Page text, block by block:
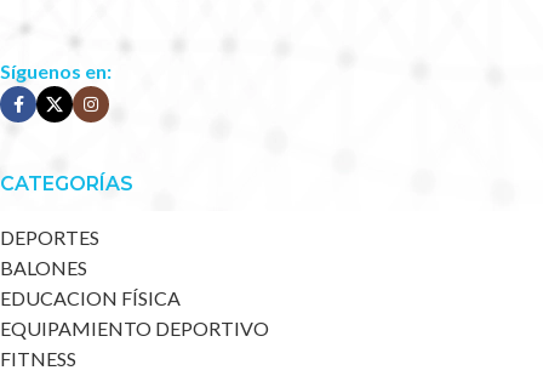
Síguenos en:
CATEGORÍAS
DEPORTES
BALONES
EDUCACION FÍSICA
EQUIPAMIENTO DEPORTIVO
FITNESS